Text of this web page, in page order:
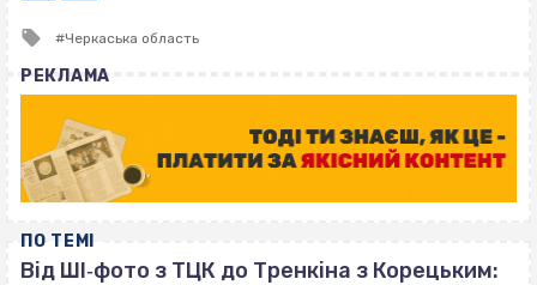
Tagged
Черкаська область
РЕКЛАМА
ПО ТЕМІ
Від ШІ‐фото з ТЦК до Тренкіна з Корецьким: